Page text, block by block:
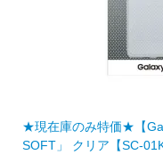
★現在庫のみ特価★【
SOFT」 クリア【SC-